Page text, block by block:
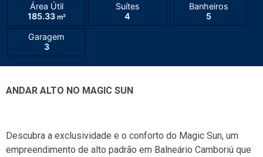
Área Útil
185.33m²
Suítes
4
Banheiros
5
Garagem
3
ANDAR ALTO NO MAGIC SUN
Descubra a exclusividade e o conforto do Magic Sun, um
empreendimento de alto padrão em Balneário Camboriú que